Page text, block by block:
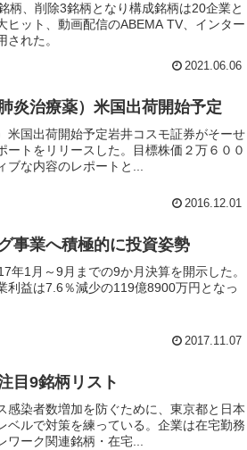
柄、削除3銘柄となり構成銘柄は20企業と
ット、動画配信のABEMA TV、インター
れた。
2021.06.06
炎治療薬）米国出荷開始予定
米国出荷開始予定岩井コスモ証券がそーせ
トをリリースした。目標株価２万６００
な内容のレポートと...
2016.12.01
事業へ積極的に投資姿勢
1月～9月までの9か月決算を開示した。
益は7.6％減少の119億8900万円となっ
2017.11.07
目9銘柄リスト
感染者数増加を防ぐために、東京都と日本
ルで対策を練っている。企業は在宅勤務
ワーク関連銘柄・在宅...